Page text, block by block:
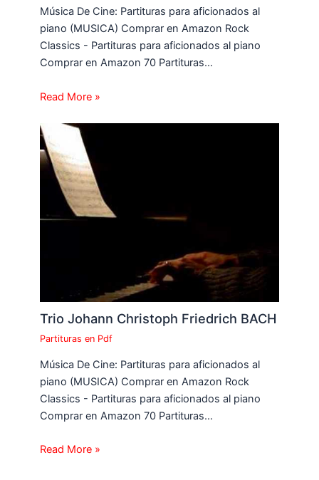
Música De Cine: Partituras para aficionados al
piano (MUSICA) Comprar en Amazon Rock
Classics - Partituras para aficionados al piano
Comprar en Amazon 70 Partituras…
Read More »
Trio Johann Christoph Friedrich BACH
Partituras en Pdf
Música De Cine: Partituras para aficionados al
piano (MUSICA) Comprar en Amazon Rock
Classics - Partituras para aficionados al piano
Comprar en Amazon 70 Partituras…
Read More »